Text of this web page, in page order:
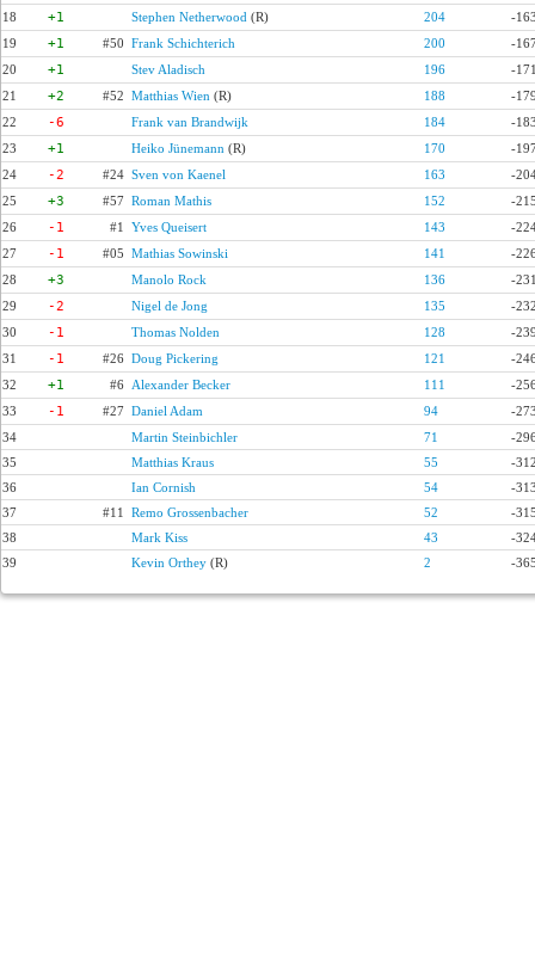
18
+1 Stephen Netherwood (R) 204
-
19
+1 #50 Frank Schichterich 200
-
20
+1 Stev Aladisch 196
-
21
+2 #52 Matthias Wien (R) 188
-
22
-6 Frank van Brandwijk 184
-
23
+1 Heiko Jünemann (R) 170
-
24
-2 #24 Sven von Kaenel 163
-
25
+3 #57 Roman Mathis 152
-
26
-1 #1 Yves Queisert 143
-
27
-1 #05 Mathias Sowinski 141
-
28
+3 Manolo Rock 136
-
29
-2 Nigel de Jong 135
-
30
-1 Thomas Nolden 128
-
31
-1 #26 Doug Pickering 121
-
32
+1 #6 Alexander Becker 111
-
33
-1 #27 Daniel Adam 94
-
34
Martin Steinbichler 71
-
35
Matthias Kraus 55
-
36
Ian Cornish 54
-
37
#11 Remo Grossenbacher 52
-
38
Mark Kiss 43
-
39
Kevin Orthey (R) 2 -